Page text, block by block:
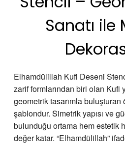
Sanatı ile
Elhamdülillah Kufi Deseni
zarif formlarından biri olan Kufi
geometrik tasarımla
şablondur. Simetrik yapısı ve
bulunduğu ortama hem estetik
değer katar. “Elhamdülillah”